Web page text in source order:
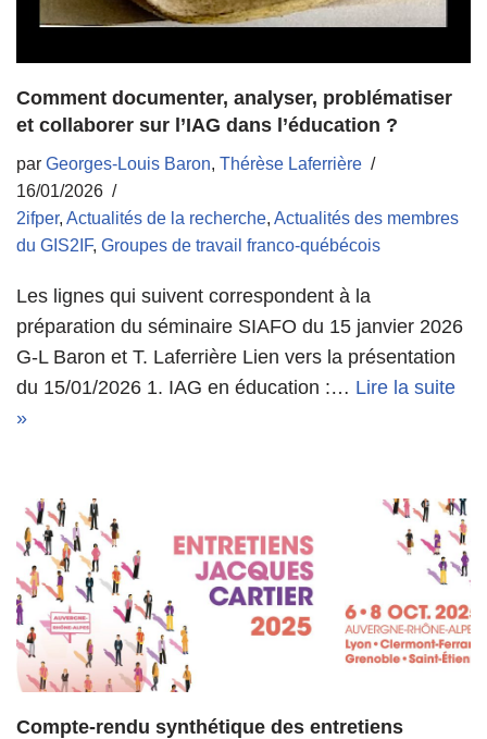
Comment documenter, analyser, problématiser
et collaborer sur l’IAG dans l’éducation ?
par Georges-Louis Baron, Thérèse Laferrière
16/01/2026
2ifper, Actualités de la recherche, Actualités des membres
du GIS2IF, Groupes de travail franco-québécois
Les lignes qui suivent correspondent à la
préparation du séminaire SIAFO du 15 janvier 2026
G-L Baron et T. Laferrière Lien vers la présentation
du 15/01/2026 1. IAG en éducation :… Lire la suite
»
Compte-rendu synthétique des entretiens